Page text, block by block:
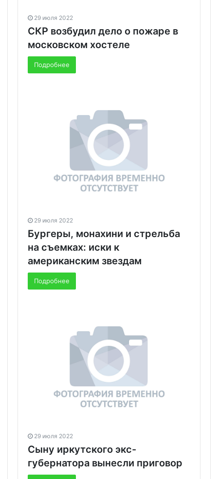
29 июля 2022
СКР возбудил дело о пожаре в
московском хостеле
Подробнее
29 июля 2022
Бургеры, монахини и стрельба
на съемках: иски к
американским звездам
Подробнее
29 июля 2022
Сыну иркутского экс-
губернатора вынесли приговор